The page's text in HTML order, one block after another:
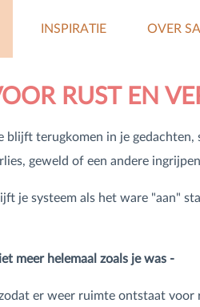
RUST EN
blijft terugkomen in je
geweld of een andere
je systeem als het ware "aan"
meer helemaal zoals je was -
er weer ruimte ontstaat
INSPIRATIE
Blog
Lekker in je vel oefeningen
OVER